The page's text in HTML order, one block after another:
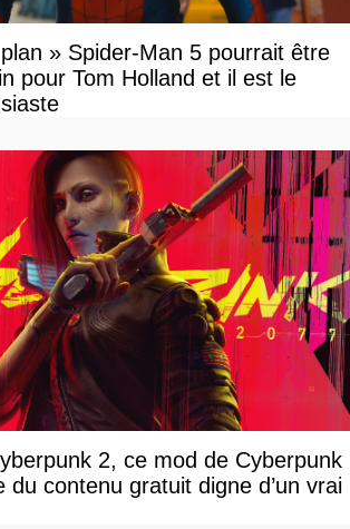
» Spider-Man 5 pourrait être
pour Tom Holland et il est le
2, ce mod de Cyberpunk
du contenu gratuit digne d’un vrai